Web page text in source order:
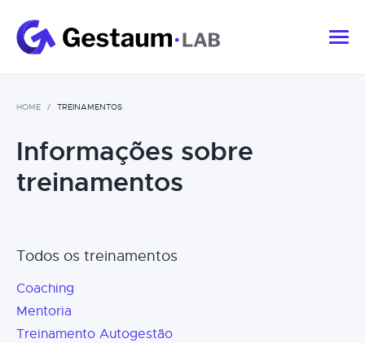
HOME TREINAMENTOS
Informações sobre
treinamentos
Todos os treinamentos
Coaching
Mentoria
Treinamento Autogestão